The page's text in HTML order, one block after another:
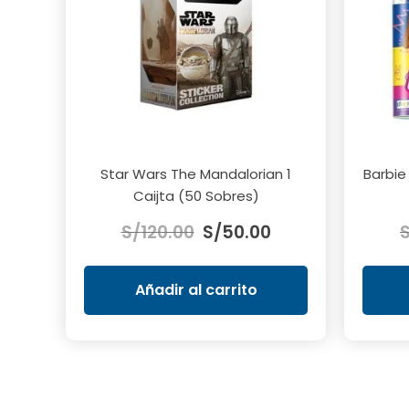
Star Wars The Mandalorian 1
Caijta (50 Sobres)
S/120.00 precio
original
era:
S/50.00precio
actual
S/50.00.
Añadir al carrito